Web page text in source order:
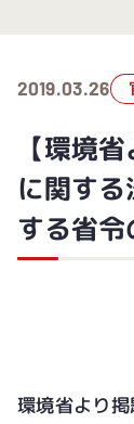
2019.03.26
【環境
に関す
する省
環境省より